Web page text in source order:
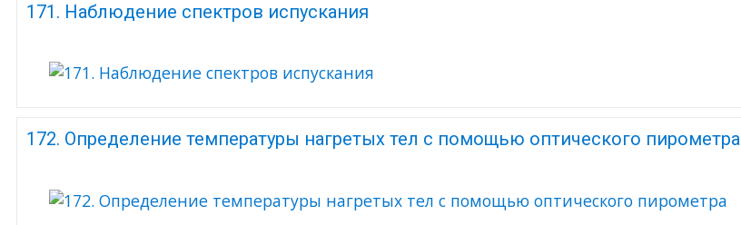
171. Наблюдение спектров испускания
172. Определение температуры нагретых тел с помощью оптического пирометра